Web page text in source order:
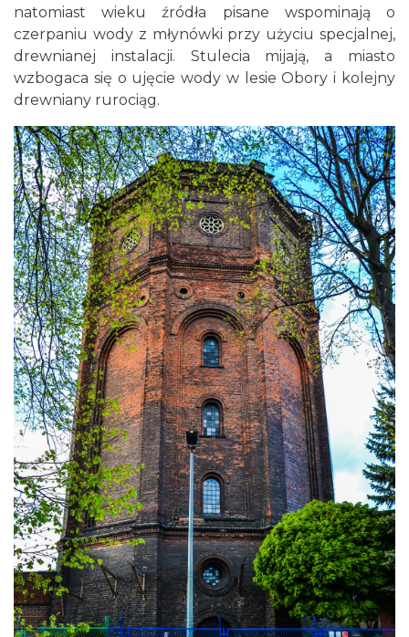
natomiast wieku źródła pisane wspominają o
czerpaniu wody z młynówki przy użyciu specjalnej,
drewnianej instalacji. Stulecia mijają, a miasto
wzbogaca się o ujęcie wody w lesie Obory i kolejny
drewniany rurociąg.